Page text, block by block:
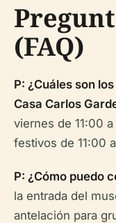
(FAQ)
P: ¿Cuáles son
Casa Carlos
viernes de 11:00
festivos de 11:00
P: ¿Cómo puedo
la entrada del
antelación para